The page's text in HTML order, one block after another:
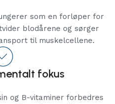
som en forløper for
blodårene og sørger
til muskelcellene.
fokus
og B-vitaminer forbedres